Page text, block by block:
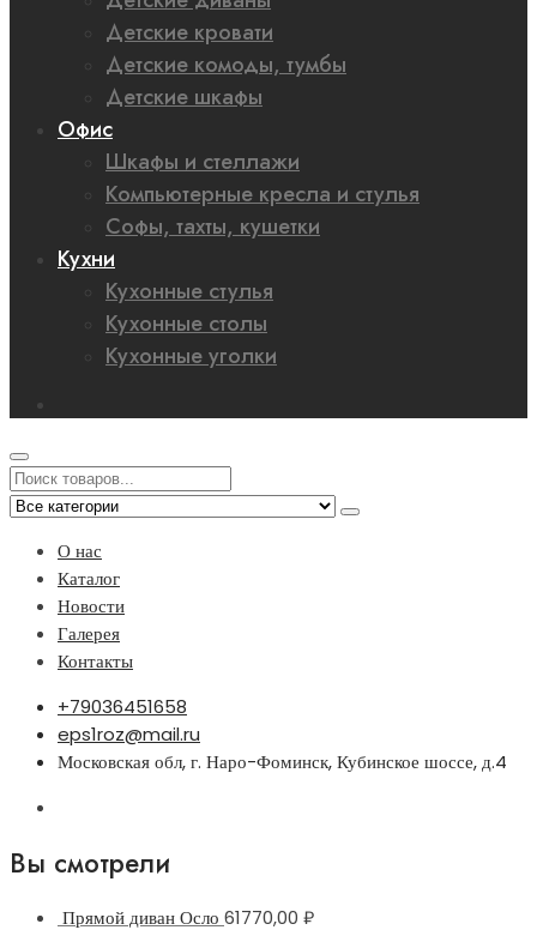
Детские кровати
Детские комоды, тумбы
Детские шкафы
Офис
Шкафы и стеллажи
Компьютерные кресла и стулья
Софы, тахты, кушетки
Кухни
Кухонные стулья
Кухонные столы
Кухонные уголки
О нас
Каталог
Новости
Галерея
Контакты
+79036451658
eps1roz@mail.ru
Московская обл, г. Наро-Фоминск, Кубинское шоссе, д.4
Вы смотрели
Прямой диван Осло 61770,00 ₽